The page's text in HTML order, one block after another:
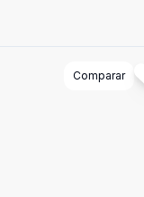
Comparar